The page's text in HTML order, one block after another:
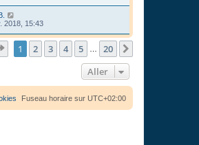
2018, 15:43
Page sur20
1 2 3 4 5 20
Aller
Fuseau horaire sur UTC+02:00